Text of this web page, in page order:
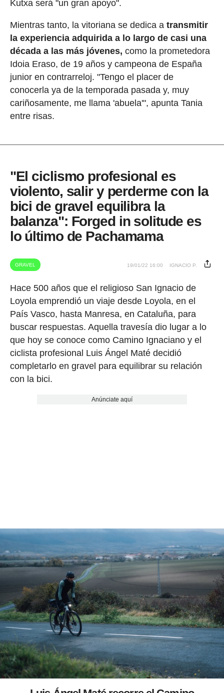
Kutxa será "un gran apoyo".
Mientras tanto, la vitoriana se dedica a transmitir
la experiencia adquirida a lo largo de casi una
década a las más jóvenes, como la prometedora
Idoia Eraso, de 19 años y campeona de España
junior en contrarreloj. "Tengo el placer de
conocerla ya de la temporada pasada y, muy
cariñosamente, me llama 'abuela'", apunta Tania
entre risas.
"El ciclismo profesional es
violento, salir y perderme con la
bici de gravel equilibra la
balanza": Forged in solitude es
lo último de Pachamama
GRAVEL 19/01/22 16:00 IGNACIO P.
Hace 500 años que el religioso San Ignacio de
Loyola emprendió un viaje desde Loyola, en el
País Vasco, hasta Manresa, en Cataluña, para
buscar respuestas. Aquella travesía dio lugar a lo
que hoy se conoce como Camino Ignaciano y el
ciclista profesional Luis Ángel Maté decidió
completarlo en gravel para equilibrar su relación
con la bici.
Anúnciate aquí